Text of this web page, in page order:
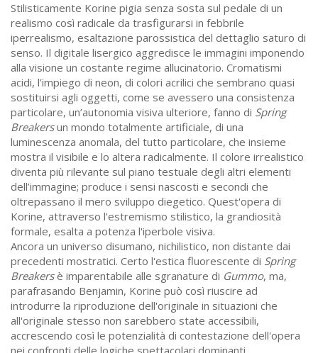
Stilisticamente Korine pigia senza sosta sul pedale di un
realismo così radicale da trasfigurarsi in febbrile
iperrealismo, esaltazione parossistica del dettaglio saturo di
senso. Il digitale lisergico aggredisce le immagini imponendo
alla visione un costante regime allucinatorio. Cromatismi
acidi, l’impiego di neon, di colori acrilici che sembrano quasi
sostituirsi agli oggetti, come se avessero una consistenza
particolare, un’autonomia visiva ulteriore, fanno di Spring
Breakersun mondo totalmente artificiale, di una
luminescenza anomala, del tutto particolare, che insieme
mostra il visibile e lo altera radicalmente. Il colore irrealistico
diventa più rilevante sul piano testuale degli altri elementi
dell’immagine; produce i sensi nascosti e secondi che
oltrepassano il mero sviluppo diegetico. Quest'opera di
Korine, attraverso l'estremismo stilistico, la grandiosità
formale, esalta a potenza l'iperbole visiva.
Ancora un universo disumano, nichilistico, non distante dai
precedenti mostratici. Certo l'estica fluorescente di Spring
Breakersè imparentabile alle sgranature di Gummo, ma,
parafrasando Benjamin, Korine può così riuscire ad
introdurre la riproduzione dell'originale in situazioni che
all'originale stesso non sarebbero state accessibili,
accrescendo così le potenzialità di contestazione dell'opera